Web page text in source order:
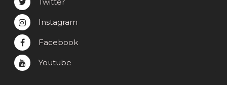
Instagram
Facebook
Youtube